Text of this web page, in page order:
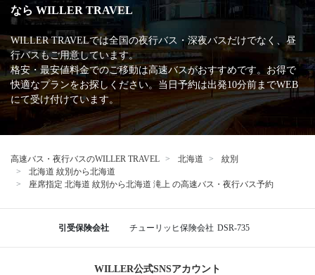
なら WILLER TRAVEL
WILLER TRAVELでは全国の夜行バス・深夜バスだけでなく、昼
行バスもご用意しています。
格安・最安値料金でのご移動は高速バスがおすすめです。お得で
快適なプランをお探しください。当日予約は出発10分前までWEB
にて受け付けています。
高速バス・夜行バスのWILLER TRAVEL 北海道
紋別
北海道 紋別から北海道
座席指定 北海道 紋別から北海道 滝上 の高速バス・夜行バス予約
引受保険会社 チューリッヒ保険会社 DSR-735
WILLER公式SNSアカウント